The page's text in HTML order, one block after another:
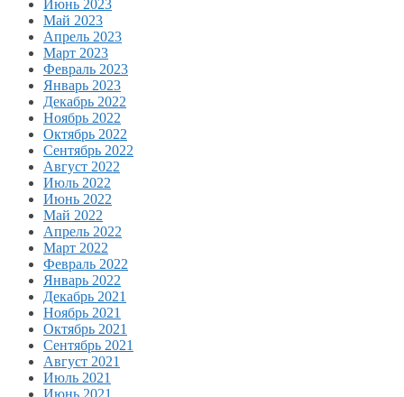
Июнь 2023
Май 2023
Апрель 2023
Март 2023
Февраль 2023
Январь 2023
Декабрь 2022
Ноябрь 2022
Октябрь 2022
Сентябрь 2022
Август 2022
Июль 2022
Июнь 2022
Май 2022
Апрель 2022
Март 2022
Февраль 2022
Январь 2022
Декабрь 2021
Ноябрь 2021
Октябрь 2021
Сентябрь 2021
Август 2021
Июль 2021
Июнь 2021